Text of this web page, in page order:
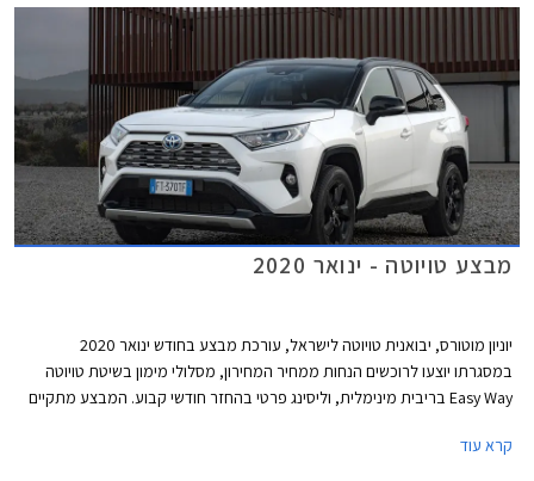
של טויוטה ולשריין רכב באמצעות תשלום מקדמה בסך 2,000 ₪.
מבצע טויוטה - ינואר 2020
יוניון מוטורס, יבואנית טויוטה לישראל, עורכת מבצע בחודש ינואר 2020
במסגרתו יוצעו לרוכשים הנחות ממחיר המחירון, מסלולי מימון בשיטת טויוטה
Easy Way בריבית מינימלית, וליסינג פרטי בהחזר חודשי קבוע. המבצע מתקיים
בין השעות 8:00-15:00.
קרא עוד